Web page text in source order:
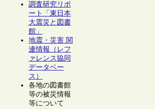
調査研究リポ
ート「東日本
大震災と図書
館」
地震・災害 関
連情報（レフ
ァレンス協同
データベー
ス）
各地の図書館
等の被災情報
等について